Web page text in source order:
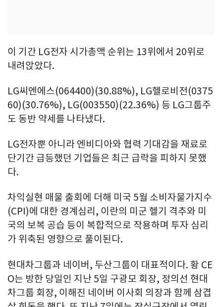
이 기간 LG전자 시가총액 순위는 13위에서 20위로
내려앉았다.
LG씨엔에스(064400)(30.88%), LG헬로비전(0375
60)(30.76%), LG(003550)(22.36%) 등 LG그룹주
도 동반 약세를 나타냈다.
LG전자뿐 아니라 엔비디아와 협력 기대감을 재료로
단기간 급등했던 기업들은 최근 급락을 피하지 못했
다.
차익실현 매물 출회에 더해 미국 5월 소비자물가지수
(CPI)에 대한 경계심리, 이란의 미군 헬기 격추와 미
국의 보복 공습 등이 복합적으로 작용하며 투자 심리
가 위축된 영향으로 풀이된다.
현대차그룹과 네이버, 두산그룹이 대표적이다. 황 CE
O는 방한 당일인 지난 5일 구광모 회장, 정의선 현대
차그룹 회장, 이해진 네이버 이사회 의장과 함께 삼겹